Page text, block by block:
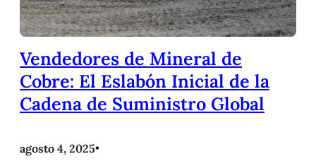
Vendedores de Mineral de
Cobre: El Eslabón Inicial de la
Cadena de Suministro Global
agosto 4, 2025•